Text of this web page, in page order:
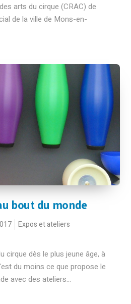
arts du cirque (CRAC) de
de la ville de Mons-en-
bout du monde
Expos et ateliers
cirque dès le plus jeune âge, à
du moins ce que propose le
avec des ateliers...